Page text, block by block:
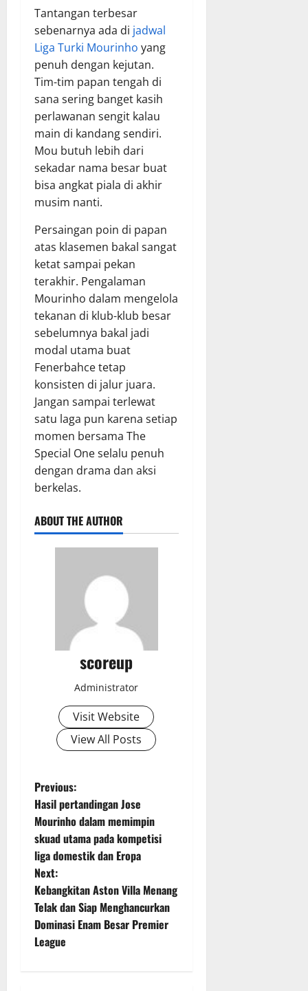
Tantangan terbesar
sebenarnya ada di jadwal
Liga Turki Mourinho yang
penuh dengan kejutan.
Tim-tim papan tengah di
sana sering banget kasih
perlawanan sengit kalau
main di kandang sendiri.
Mou butuh lebih dari
sekadar nama besar buat
bisa angkat piala di akhir
musim nanti.
Persaingan poin di papan
atas klasemen bakal sangat
ketat sampai pekan
terakhir. Pengalaman
Mourinho dalam mengelola
tekanan di klub-klub besar
sebelumnya bakal jadi
modal utama buat
Fenerbahce tetap
konsisten di jalur juara.
Jangan sampai terlewat
satu laga pun karena setiap
momen bersama The
Special One selalu penuh
dengan drama dan aksi
berkelas.
ABOUT THE AUTHOR
scoreup
Administrator
Visit Website
View All Posts
P
o
s
t
n
a
Previous:
Hasil pertandingan Jose
Mourinho dalam memimpin
skuad utama pada kompetisi
liga domestik dan Eropa
Next:
Kebangkitan Aston Villa Menang
Telak dan Siap Menghancurkan
Dominasi Enam Besar Premier
League